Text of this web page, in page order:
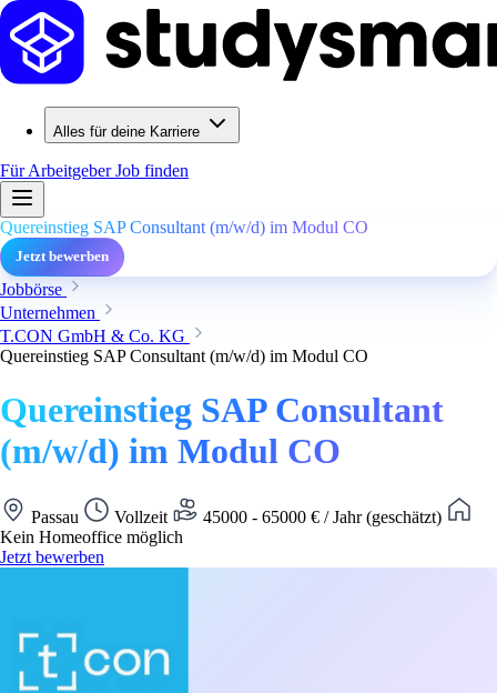
Alles für deine Karriere
Für ArbeitgeberJob finden
Quereinstieg SAP Consultant (m/w/d) im Modul CO
Jetzt bewerben
Jobbörse
Unternehmen
T.CON GmbH & Co. KG
Quereinstieg SAP Consultant (m/w/d) im Modul CO
Quereinstieg SAP Consultant
(m/w/d) im Modul CO
Passau Vollzeit
45000 - 65000 € / Jahr (geschätzt)
Kein Homeoffice möglich
Jetzt bewerben